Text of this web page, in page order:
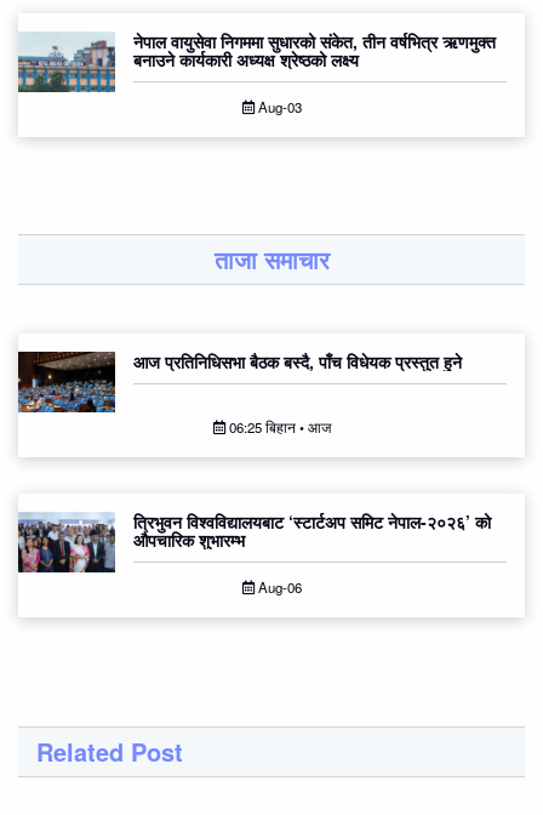
नेपाल वायुसेवा निगममा सुधारको संकेत, तीन वर्षभित्र ऋणमुक्त
बनाउने कार्यकारी अध्यक्ष श्रेष्ठको लक्ष्य
Aug-03
ताजा समाचार
आज प्रतिनिधिसभा बैठक बस्दै, पाँच विधेयक प्रस्तुत हुने
06:25 बिहान • आज
त्रिभुवन विश्वविद्यालयबाट ‘स्टार्टअप समिट नेपाल-२०२६’ को
औपचारिक शुभारम्भ
Aug-06
Related Post